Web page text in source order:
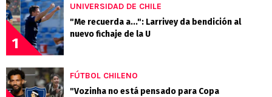
1
UNIVERSIDAD DE CHILE
"Me recuerda a...": Larrivey da bendición al
nuevo fichaje de la U
FÚTBOL CHILENO
"Vozinha no está pensado para Copa